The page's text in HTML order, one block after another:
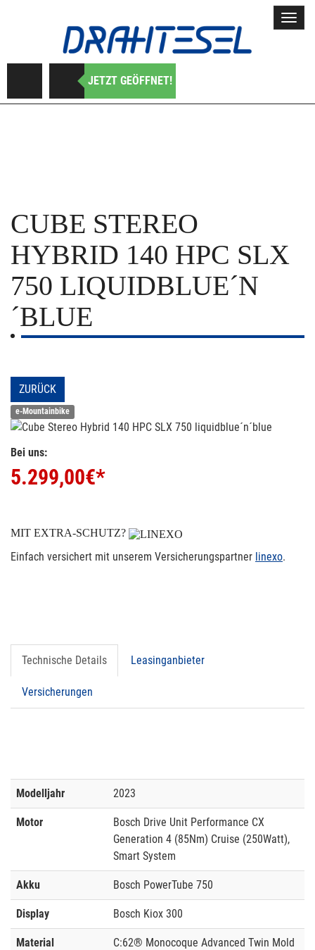
JETZT GEÖFFNET!
CUBE STEREO
HYBRID 140 HPC SLX
750 LIQUIDBLUE´N
´BLUE
ZURÜCK
e-Mountainbike
Bei uns:
5.299,00€*
MIT EXTRA-SCHUTZ?
Einfach versichert mit unserem Versicherungspartner linexo.
Technische Details Leasinganbieter
Versicherungen
Modelljahr 2023
Motor
Bosch Drive Unit Performance CX
Generation 4 (85Nm) Cruise (250Watt),
Smart System
Akku Bosch PowerTube 750
Display Bosch Kiox 300
Material
C:62® Monocoque Advanced Twin Mold